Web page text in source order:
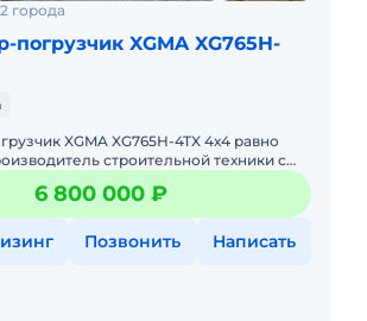
города
погрузчик XGMA XG765H-
XGMA XG765H-4TX 4х4 равно
-Компания XGMA включает в себя
6 800 000 ₽
Позвонить Написать